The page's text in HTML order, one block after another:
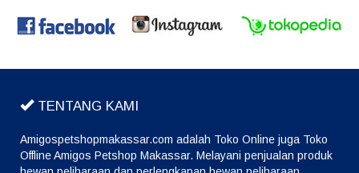
TENTANG KAMI
Amigospetshopmakassar.com adalah Toko Online juga Toko
Offline Amigos Petshop Makassar. Melayani penjualan produk